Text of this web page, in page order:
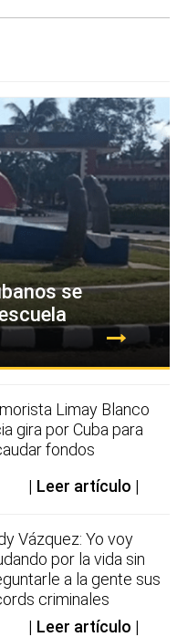
se
Limay Blanco
gira por Cuba para
fondos
Leer artículo
Vázquez: Yo voy
por la vida sin
a la gente sus
criminales
Leer artículo